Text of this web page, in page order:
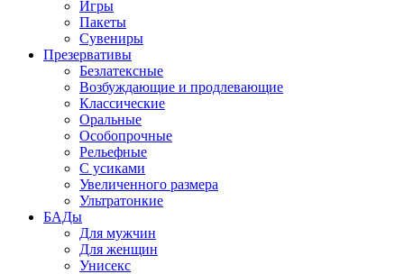
Игры
Пакеты
Сувениры
Презервативы
Безлатексные
Возбуждающие и продлевающие
Классические
Оральные
Особопрочные
Рельефные
С усиками
Увеличенного размера
Ультратонкие
БАДы
Для мужчин
Для женщин
Унисекс